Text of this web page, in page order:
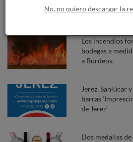
Los incendios
bodegas a
a Burdeos.
Jerez, Sanlúcar
barras
de Jerez’
Dos medallas
No, no quiero descargar la